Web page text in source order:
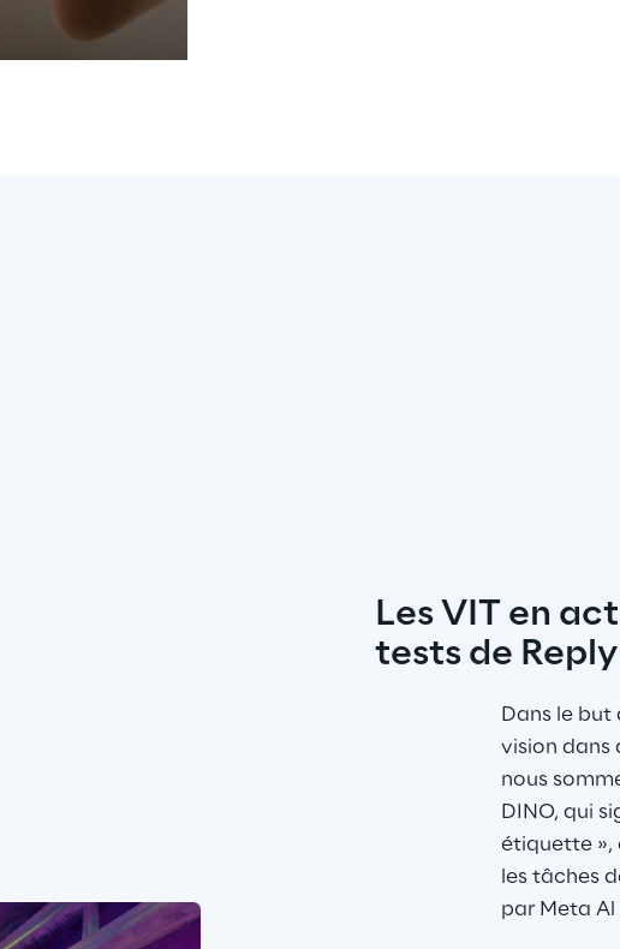
Les VIT en
tests de Reply
Dans le
vision dans
nous
DINO, qui
étiquette
les tâches
par Meta Al